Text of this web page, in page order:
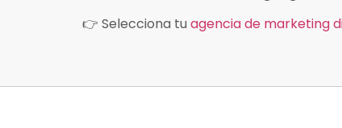
👉 Selecciona tu agencia de marketing